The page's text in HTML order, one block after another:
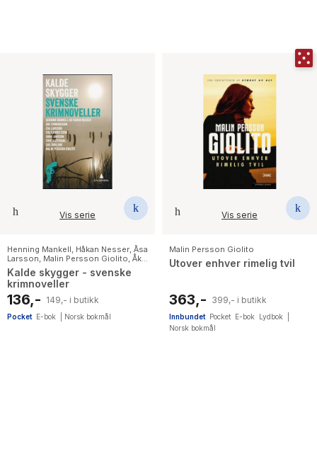
Vis serie
Henning Mankell, Håkan Nesser, Åsa
Larsson, Malin Persson Giolito, Åke
Edwardson
Eva
Gabrielsson,Anna Jansson,Dag
Öhrlund
Kalde skygger - svenske
krimnoveller
136,- 149,- i butikk
Pocket E-bok Norsk bokmål
Vis serie
Malin Persson Giolito
Utover enhver rimelig tvil
363,- 399,- i butikk
Innbundet Pocket E-bok Lydbok
Norsk bokmål